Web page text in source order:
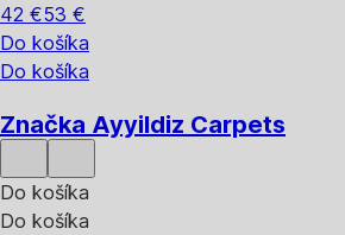
42 €53 €
Do košíka
Do košíka
Značka Ayyildiz Carpets
Do košíka
Do košíka